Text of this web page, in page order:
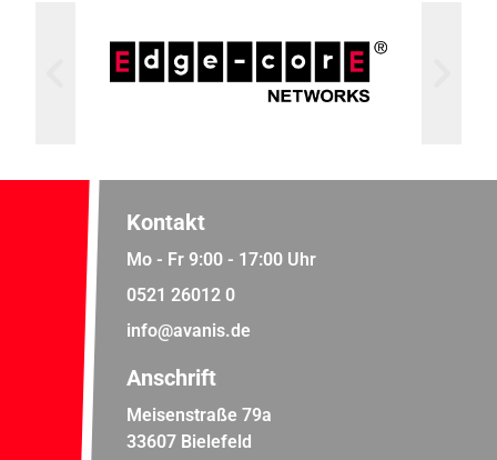
Kontakt
Mo - Fr 9:00 - 17:00 Uhr
0521 26012 0
info@avanis.de
Anschrift
Meisenstraße 79a
33607 Bielefeld